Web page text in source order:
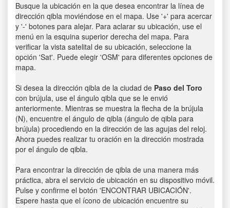
Busque la ubicación en la que desea encontrar la línea de
dirección qibla moviéndose en el mapa. Use '+' para acercar
y '-' botones para alejar. Para aclarar su ubicación, use el
menú en la esquina superior derecha del mapa. Para
verificar la vista satelital de su ubicación, seleccione la
opción 'Sat'. Puede elegir 'OSM' para diferentes opciones de
mapa.
Si desea la dirección qibla de la ciudad de Paso del Toro
con brújula, use el ángulo qibla que se le envió
anteriormente. Mientras se muestra la flecha de la brújula
(N), encuentre el ángulo de qibla (ángulo de qibla para
brújula) procediendo en la dirección de las agujas del reloj.
Ahora puedes realizar tu oración en la dirección mostrada
por el ángulo de qibla.
Para encontrar la dirección de qibla de una manera más
práctica, abra el servicio de ubicación en su dispositivo móvil.
Pulse y confirme el botón 'ENCONTRAR UBICACIÓN'.
Espere hasta que el ícono de ubicación encuentre su